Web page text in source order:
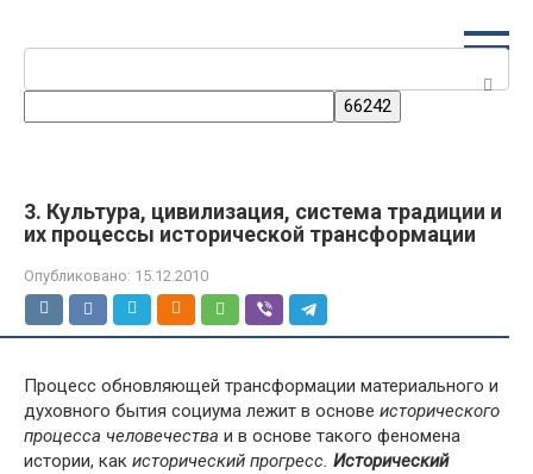
3. Культура, цивилизация, система традиции и
их процессы исторической трансформации
Опубликовано: 15.12.2010
Процесс обновляющей трансформации материального и
духовного бытия социума лежит в основе исторического
процесса человечества и в основе такого феномена
истории, как исторический прогресс. Исторический